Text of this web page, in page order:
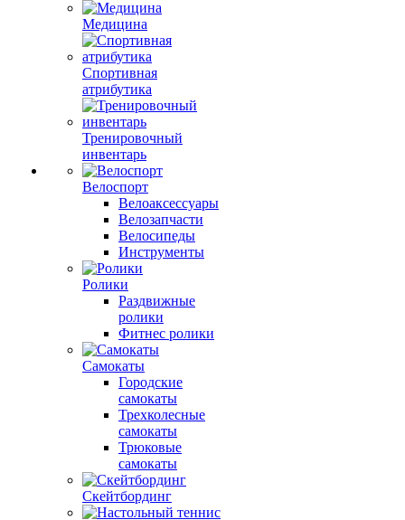
Медицина
Спортивная
атрибутика
Тренировочный
инвентарь
Велоспорт
Велоаксессуары
Велозапчасти
Велосипеды
Инструменты
Ролики
Раздвижные
ролики
Фитнес ролики
Самокаты
Городские
самокаты
Трехколесные
самокаты
Трюковые
самокаты
Скейтбординг